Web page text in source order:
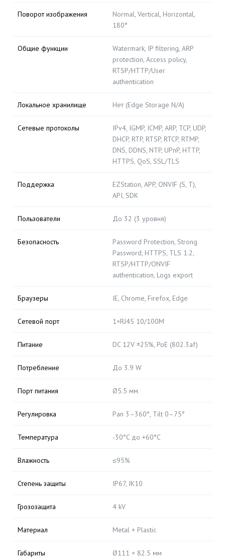
Поворот изображения
Normal, Vertical, Horizontal,
180°
Общие функции
Watermark, IP filtering, ARP
protection, Access policy,
RTSP/HTTP/User
authentication
Локальное хранилище Нет (Edge Storage N/A)
Сетевые протоколы
IPv4, IGMP, ICMP, ARP, TCP, UDP,
DHCP, RTP, RTSP, RTCP, RTMP,
DNS, DDNS, NTP, UPnP, HTTP,
HTTPS, QoS, SSL/TLS
Поддержка
EZStation, APP, ONVIF (S, T),
API, SDK
Пользователи До 32 (3 уровня)
Безопасность
Password Protection, Strong
Password, HTTPS, TLS 1.2,
RTSP/HTTP/ONVIF
authentication, Logs export
Браузеры IE, Chrome, Firefox, Edge
Сетевой порт 1×RJ45 10/100M
Питание DC 12V ±25%, PoE (802.3af)
Потребление До 3.9 W
Порт питания Ø5.5 мм
Регулировка Pan 3–360°, Tilt 0–75°
Температура -30°C до +60°C
Влажность ≤95%
Степень защиты IP67, IK10
Грозозащита 4 kV
Материал Metal + Plastic
Габариты Ø111 × 82.5 мм